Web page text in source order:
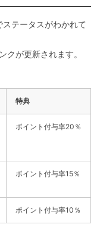
テータスがわかれて
クが更新されます。
特典
ポイント付与率20％
ポイント付与率15％
ポイント付与率10％